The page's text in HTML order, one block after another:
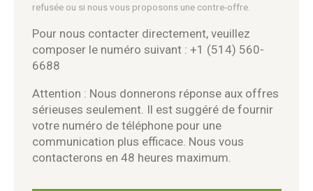
refusée ou si nous vous proposons une contre-offre.
Pour nous contacter directement, veuillez
composer le numéro suivant : +1 (514) 560-
6688
Attention : Nous donnerons réponse aux offres
sérieuses seulement. Il est suggéré de fournir
votre numéro de téléphone pour une
communication plus efficace. Nous vous
contacterons en 48 heures maximum.